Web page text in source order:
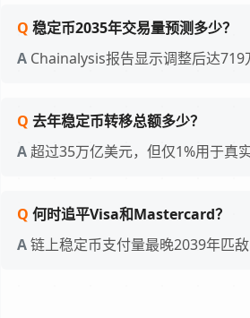
稳定币2035年交易量预测多少？
Chainalysis报告显示调整后达719
去年稳定币转移总额多少？
超过35万亿美元，但仅1%用于真
何时追平Visa和Mastercard？
链上稳定币支付量最晚2039年匹